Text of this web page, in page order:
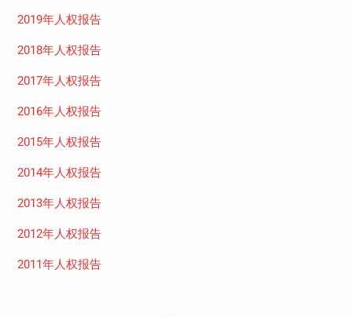
2019年人权报告
2018年人权报告
2017年人权报告
2016年人权报告
2015年人权报告
2014年人权报告
2013年人权报告
2012年人权报告
2011年人权报告